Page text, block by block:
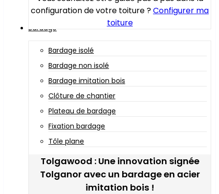
configuration de votre toiture ?Configurer ma
toiture
Bardage
Bardage isolé
Bardage non isolé
Bardage imitation bois
Clôture de chantier
Plateau de bardage
Fixation bardage
Tôle plane
Tolgawood : Une innovation signée
Tolganor avec un bardage en acier
imitation bois !